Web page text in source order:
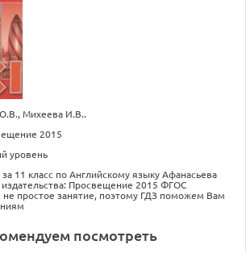
Михеева И.В..
2015
уровень
11 класс по Английскому языку Афанасьева
Просвещение 2015 ФГОС
не простое занятие, поэтому ГДЗ поможем Вам
посмотреть